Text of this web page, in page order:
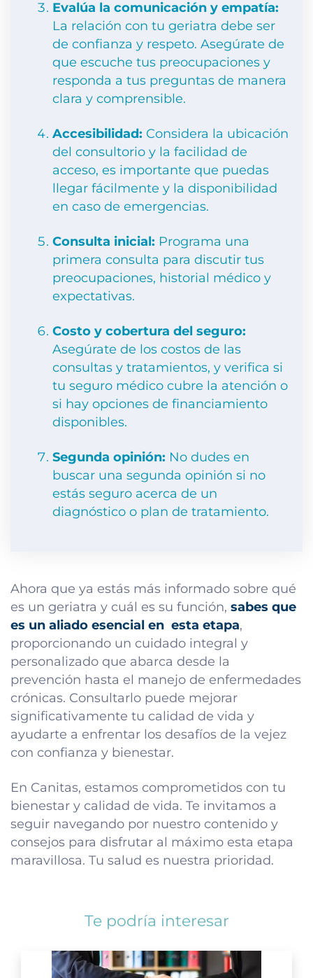
Evalúa la comunicación y empatía:
La relación con tu geriatra debe ser
de confianza y respeto. Asegúrate de
que escuche tus preocupaciones y
responda a tus preguntas de manera
clara y comprensible.
Accesibilidad: Considera la ubicación
del consultorio y la facilidad de
acceso, es importante que puedas
llegar fácilmente y la disponibilidad
en caso de emergencias.
Consulta inicial: Programa una
primera consulta para discutir tus
preocupaciones, historial médico y
expectativas.
Costo y cobertura del seguro:
Asegúrate de los costos de las
consultas y tratamientos, y verifica si
tu seguro médico cubre la atención o
si hay opciones de financiamiento
disponibles.
Segunda opinión: No dudes en
buscar una segunda opinión si no
estás seguro acerca de un
diagnóstico o plan de tratamiento.
Ahora que ya estás más informado sobre qué
es un geriatra y cuál es su función, sabes que
es un aliado esencial en esta etapa,
proporcionando un cuidado integral y
personalizado que abarca desde la
prevención hasta el manejo de enfermedades
crónicas. Consultarlo puede mejorar
significativamente tu calidad de vida y
ayudarte a enfrentar los desafíos de la vejez
con confianza y bienestar.
En Canitas, estamos comprometidos con tu
bienestar y calidad de vida. Te invitamos a
seguir navegando por nuestro contenido y
consejos para disfrutar al máximo esta etapa
maravillosa. Tu salud es nuestra prioridad.
Te podría interesar